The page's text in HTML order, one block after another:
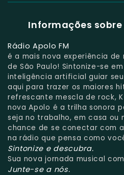
Informações sobre
Rádio Apolo FM
é a mais nova experiência
de São Paulo! Sintonize-se
inteligência artificial guiar
aqui para trazer os maiores
refrescante mescla de rock,
nova Apolo é a trilha sonora
seja no trabalho, em casa ou
chance de se conectar com
na rádio que pensa como
Sintonize e descubra.
Sua nova jornada musical
Junte-se a nós.